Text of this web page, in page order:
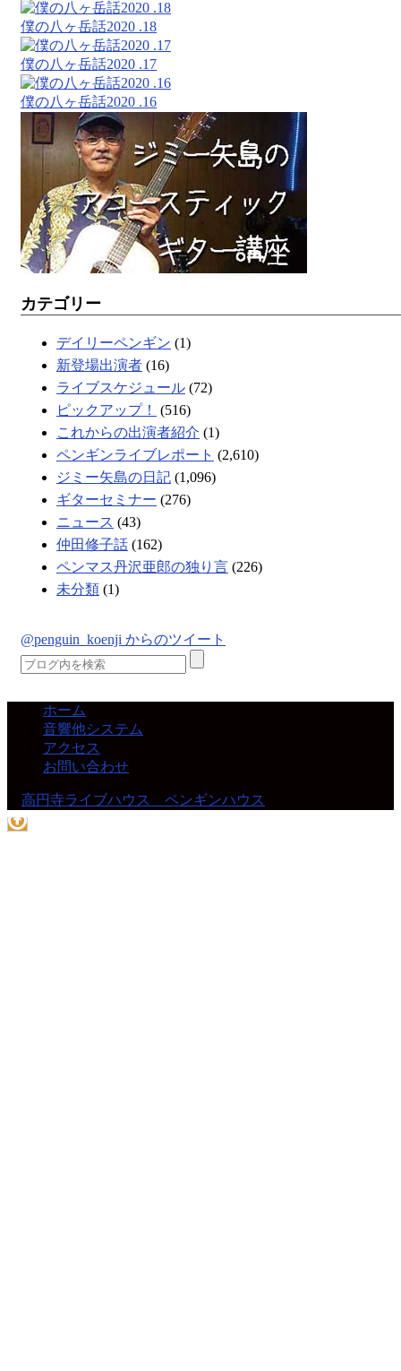
僕の八ヶ岳話2020 .18
僕の八ヶ岳話2020 .17
僕の八ヶ岳話2020 .16
カテゴリー
デイリーペンギン (1)
新登場出演者 (16)
ライブスケジュール (72)
ピックアップ！
(516)
これからの出演者紹介 (1)
ペンギンライブレポート (2,610)
ジミー矢島の日記 (1,096)
ギターセミナー (276)
ニュース (43)
仲田修子話 (162)
ペンマス丹沢亜郎の独り言 (226)
未分類 (1)
@penguin_koenji からのツイート
ホーム
音響他システム
アクセス
お問い合わせ
高円寺ライブハウス ペンギンハウス